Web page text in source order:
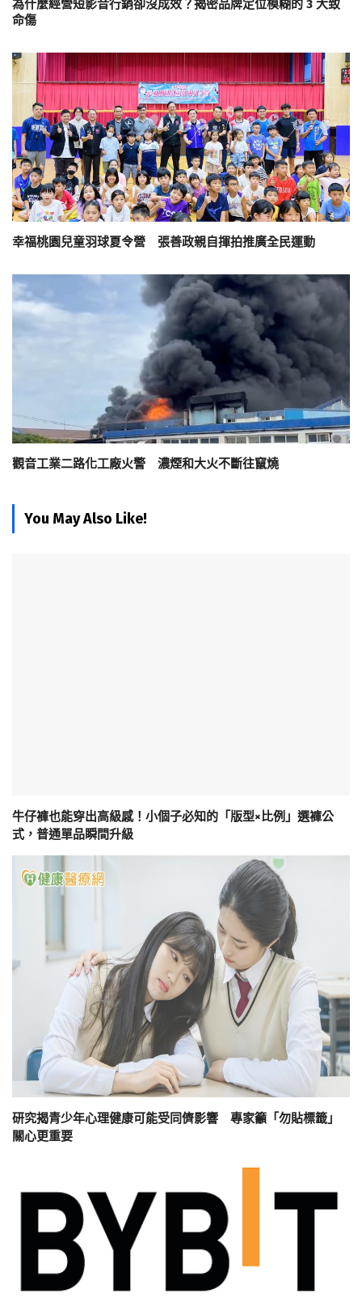
為什麼經營短影音行銷卻沒成效？揭密品牌定位模糊的 3 大致
命傷
幸福桃園兒童羽球夏令營 張善政親自揮拍推廣全民運動
觀音工業二路化工廠火警 濃煙和大火不斷往竄燒
You May Also Like!
牛仔褲也能穿出高級感！小個子必知的「版型×比例」選褲公
式，普通單品瞬間升級
研究揭青少年心理健康可能受同儕影響 專家籲「勿貼標籤」
關心更重要